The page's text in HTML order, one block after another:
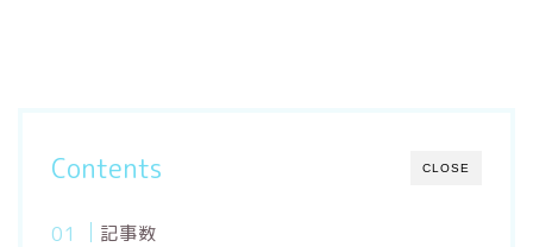
CLOSE
Contents
記事数